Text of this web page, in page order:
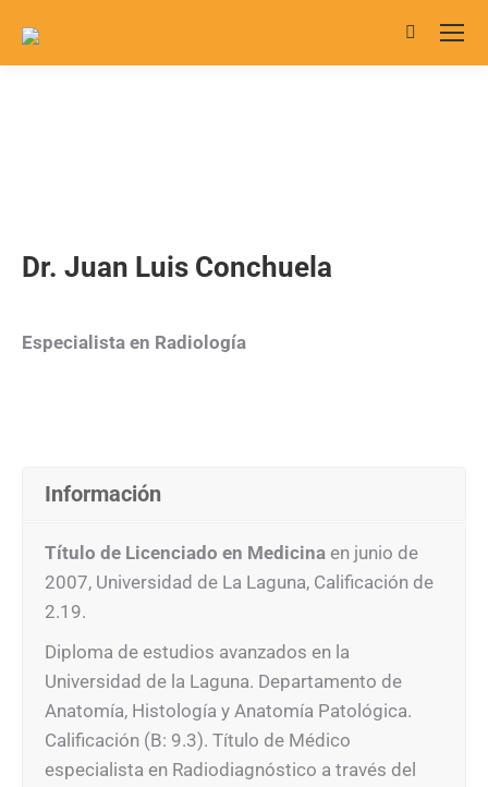
Buscar:
Dr. Juan Luis Conchuela
Especialista en Radiología
Información
Título de Licenciado en Medicina en junio de
2007, Universidad de La Laguna, Calificación de
2.19.
Diploma de estudios avanzados en la
Universidad de la Laguna. Departamento de
Anatomía, Histología y Anatomía Patológica.
Calificación (B: 9.3). Título de Médico
especialista en Radiodiagnóstico a través del